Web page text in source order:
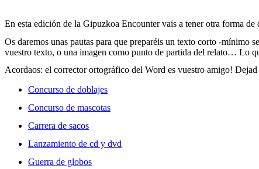
En esta edición de la Gipuzkoa Encounter vais a tener otra forma
Os daremos unas pautas para que preparéis un texto corto -mínimo
vuestro texto, o una imagen como punto de partida del relato… Lo
Acordaos: el corrector ortográfico del Word es vuestro amigo!
Concurso de doblajes
Concurso de mascotas
Carrera de sacos
Lanzamiento de cd y dvd
Guerra de globos